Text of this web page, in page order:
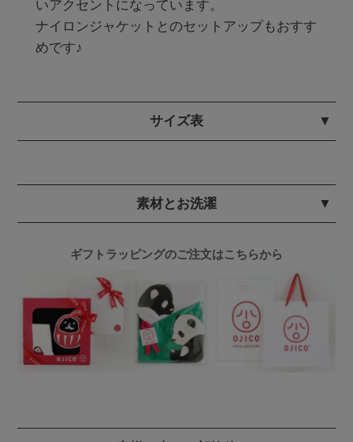
いアクセントになっています。
ナイロンジャケットとのセットアップもおすす
めです♪
サイズ表
素材とお洗濯
ギフトラッピングのご注文はこちらから